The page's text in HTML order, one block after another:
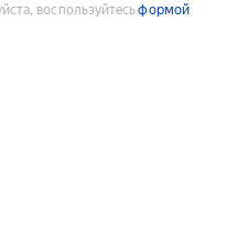
воспользуйтесьформой